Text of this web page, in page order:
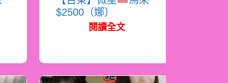
$2500（娜）
閱讀全文